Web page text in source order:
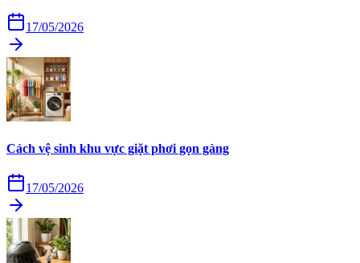
17/05/2026
Cách vệ sinh khu vực giặt phơi gọn gàng
17/05/2026